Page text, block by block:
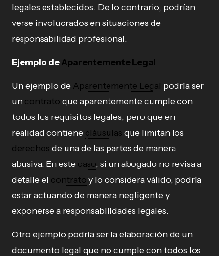
legales establecidos. De lo contrario, podrían
verse involucrados en situaciones de
responsabilidad profesional.
Ejemplo deAparentemente Legal
Un ejemplo de Aparentemente Legal podría ser
un contrato que aparentemente cumple con
todos los requisitos legales, pero que en
realidad contiene cláusulas que limitan los
derechos de una de las partes de manera
abusiva. En este caso, si un abogado no revisa a
detalle el contrato y lo considera válido, podría
estar actuando de manera negligente y
exponerse a responsabilidades legales.
Otro ejemplo podría ser la elaboración de un
documento legal que no cumple con todos los